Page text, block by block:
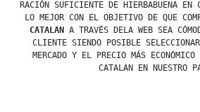
RACIÓN SUFICIENTE DE HIERBABUENA EN
LO MEJOR CON EL OBJETIVO DE QUE
CATALAN
A TRAVÉS DELA WEB SEA
CLIENTE SIENDO POSIBLE
MERCADO Y EL PRECIO MÁS
CATALAN EN NUESTRO